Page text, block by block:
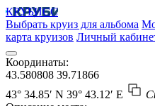
КРУБИСС
Выбрать круиз для альбома
карта круизов Личный
Координаты:
43.580808 39.71866
43° 34.85′ N 39° 43.12′ E